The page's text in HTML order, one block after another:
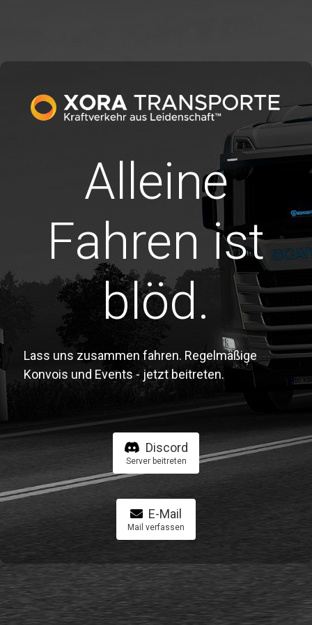
Alleine
Fahren ist
blöd.
Lass uns zusammen fahren. Regelmäßige
Konvois und Events - jetzt beitreten.
Discord
Server beitreten
E-Mail
Mail verfassen